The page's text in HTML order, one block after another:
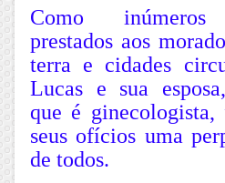
Como inúmeros
prestados aos
terra e cidades
Lucas e sua
que é ginecologista,
seus ofícios uma
de todos.